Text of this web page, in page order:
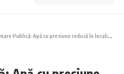
Publică: Apă cu presiune redusă în localitățile Eforie Sud și Tuzla!